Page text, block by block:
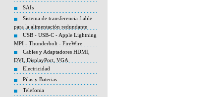
SAIs
Sistema de transferencia fiable
para la alimentación redundante
USB - USB-C - Apple Lightning
MPI - Thunderbolt - FireWire
Cables y Adaptadores HDMI,
DVI, DisplayPort, VGA
Electricidad
Pilas y Baterias
Telefonia